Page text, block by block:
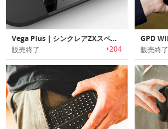
Vega Plus｜シンクレアZXスペクトラムゲームコンソール「ベガプラス」
販売終了 +204 販売終了